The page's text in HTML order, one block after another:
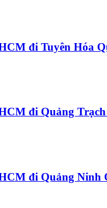
đi Tuyên Hóa
đi Quảng
đi Quảng Ninh